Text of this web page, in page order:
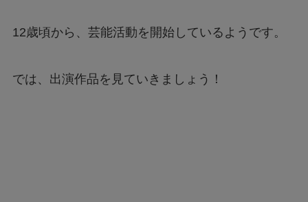
12歳頃から、芸能活動を開始しているようです。
では、出演作品を見ていきましょう！